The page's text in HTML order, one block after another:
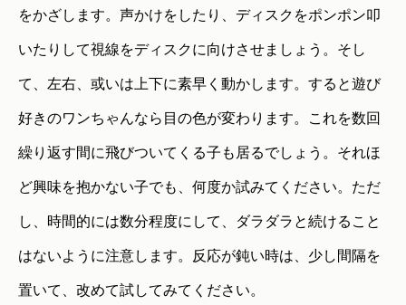
をかざします。声かけをしたり、ディスクをポンポン叩
いたりして視線をディスクに向けさせましょう。そし
て、左右、或いは上下に素早く動かします。すると遊び
好きのワンちゃんなら目の色が変わります。これを数回
繰り返す間に飛びついてくる子も居るでしょう。それほ
ど興味を抱かない子でも、何度か試みてください。ただ
し、時間的には数分程度にして、ダラダラと続けること
はないように注意します。反応が鈍い時は、少し間隔を
置いて、改めて試してみてください。